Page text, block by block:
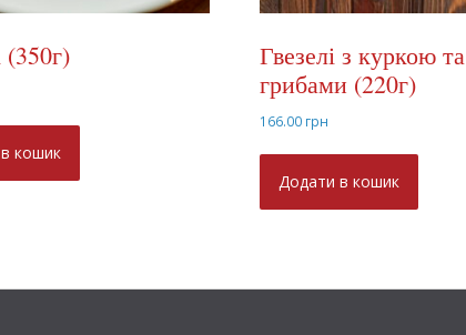
(350г)
кошик
Гвезелі з куркою та
грибами (220г)
166.00 грн
Додати в кошик